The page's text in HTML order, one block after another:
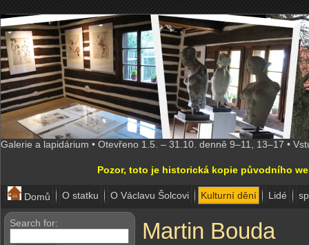
Galerie a lapidárium • Otevřeno 1.5. – 31.10. denně 9–11, 13–17 •
Pozor, toto je historická kopie původního
Domů O statku O Václavu Šolcovi Kulturní dění Lidé
Search for: Martin Bouda